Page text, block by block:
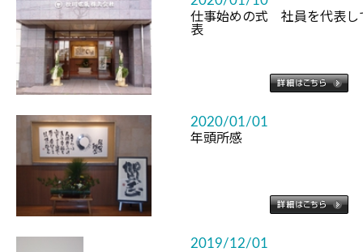
仕事始めの式 社員を代表し
表
2020/01/01
年頭所感
2019/12/01